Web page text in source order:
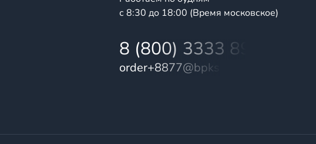
с 8:30 до 18:00 (Время московское)
8 (800) 3333 899
order+8877@bpks.ru